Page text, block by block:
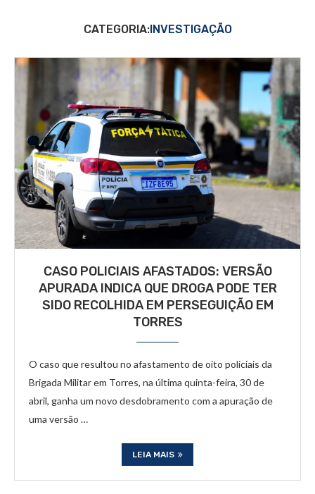
CATEGORIA:INVESTIGAÇÃO
CASO POLICIAIS AFASTADOS: VERSÃO
APURADA INDICA QUE DROGA PODE TER
SIDO RECOLHIDA EM PERSEGUIÇÃO EM
TORRES
O caso que resultou no afastamento de oito policiais da
Brigada Militar em Torres, na última quinta-feira, 30 de
abril, ganha um novo desdobramento com a apuração de
uma versão …
LEIA MAIS